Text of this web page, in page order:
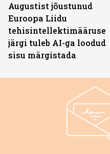
Augustist jõustunud
Euroopa Liidu
tehisintellektimääruse
järgi tuleb AI-ga loodud
sisu märgistada